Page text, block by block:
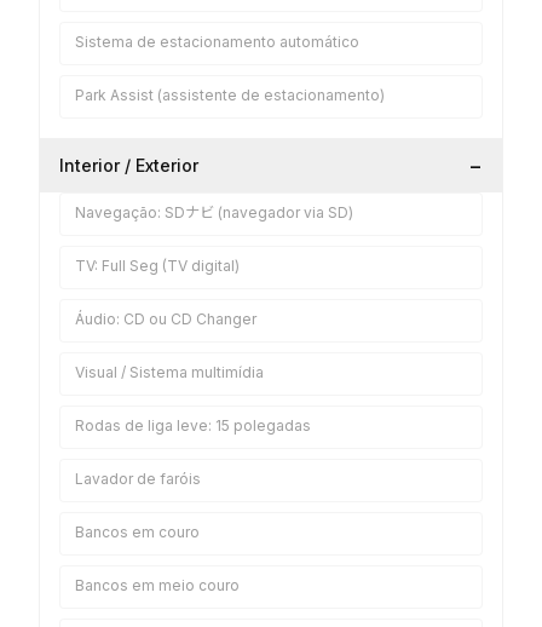
Sistema de estacionamento automático
Park Assist (assistente de estacionamento)
Interior / Exterior −
Navegação: SDナビ (navegador via SD)
TV: Full Seg (TV digital)
Áudio: CD ou CD Changer
Visual / Sistema multimídia
Rodas de liga leve: 15 polegadas
Lavador de faróis
Bancos em couro
Bancos em meio couro